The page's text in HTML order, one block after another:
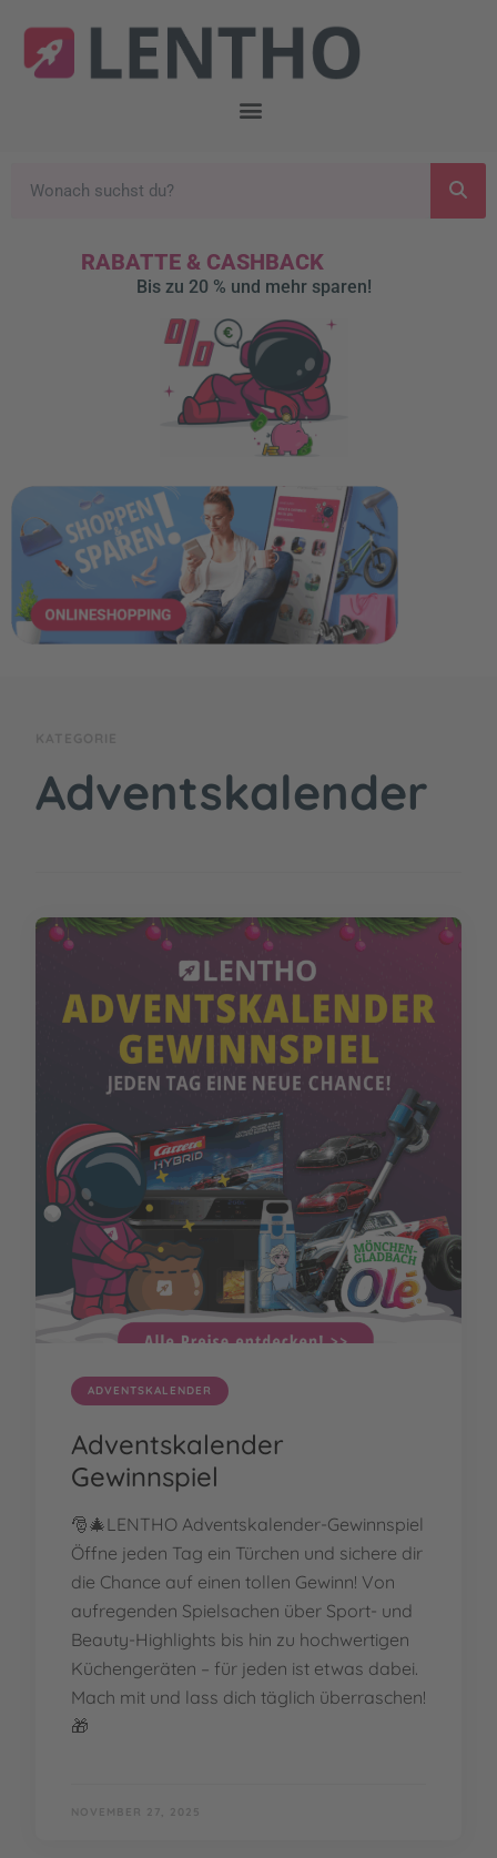
RABATTE & CASHBACK
Bis zu 20 % und mehr sparen!
Adventskalender
ADVENTSKALENDER
Adventskalender
Gewinnspiel
🎅🎄LENTHO Adventskalender-Gewinnspiel
Öffne jeden Tag ein Türchen und sichere dir
die Chance auf einen tollen Gewinn! Von
aufregenden Spielsachen über Sport- und
Beauty-Highlights bis hin zu hochwertigen
Küchengeräten – für jeden ist etwas dabei.
Mach mit und lass dich täglich überraschen!
🎁
NOVEMBER 27, 2025